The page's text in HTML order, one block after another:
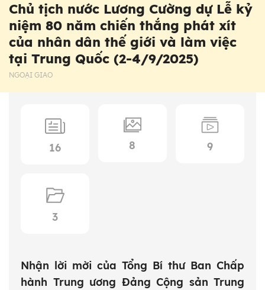
Chủ tịch nước Lương Cường dự Lễ kỷ
niệm 80 năm chiến thắng phát xít
của nhân dân thế giới và làm việc
tại Trung Quốc (2-4/9/2025)
NGOẠI GIAO
16 8 9
3
Nhận lời mời của Tổng Bí thư Ban Chấp
hành Trung ương Đảng Cộng sản Trung